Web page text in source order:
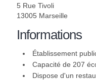
5 Rue Tivoli
13005 Marseille
Informations
Établissement
Capacité de 207
Dispose d'un